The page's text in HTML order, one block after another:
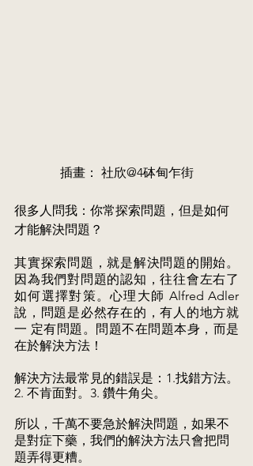
插畫： 社欣@4砵甸乍街
很多人問我：你常探索問題，但是如何
才能解決問題？
其實探索問題，就是解決問題的開始。
因為我們對問題的認知，往往會左右了
如何選擇對策。心理大師 Alfred Adler
說，問題是必然存在的，有人的地方就
一 定有問題。問題不在問題本身，而是
在於解決方法！
解決方法最常見的錯誤是：1.找錯方法。
2. 不肯面對。3. 鑽牛角尖。
所以，千萬不要急於解決問題，如果不
是對症下藥，我們的解決方法只會把問
題弄得更糟。